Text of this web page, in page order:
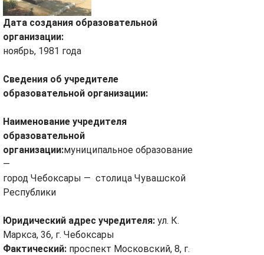
Дата создания образовательной
организации:
ноябрь, 1981 года
Сведения об учредителе
образовательной организации:
Наименование учредителя
образовательной
организации:муниципальное образование
—
город Чебоксары — столица Чувашской
Республики
Юридический адрес учредителя: ул. К.
Маркса, 36, г. Чебоксары
Фактический: проспект Московский, 8, г.